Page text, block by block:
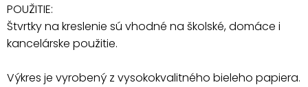
POUŽITIE:
Štvrtky na kreslenie sú vhodné na školské, domáce i
kancelárske použitie.
Výkres je vyrobený z vysokokvalitného bieleho papiera.